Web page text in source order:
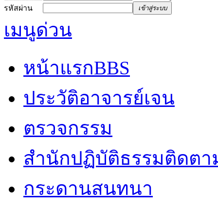
รหัสผ่าน
เข้าสู่ระบบ
เมนูด่วน
หน้าแรกBBS
ประวัติอาจารย์เจน
ตรวจกรรม
สำนักปฏิบัติธรรมติดต
กระดานสนทนา